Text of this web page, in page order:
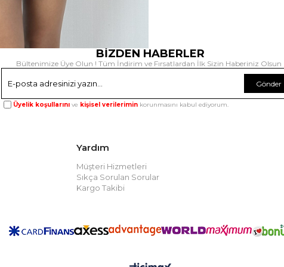
BİZDEN HABERLER
Bültenimize Üye Olun ! Tüm İndirim ve Fırsatlardan İlk Sizin Haberiniz Olsun
Gönder
Üyelik koşullarını ve kişisel verilerimin korunmasını kabul ediyorum.
Yardım
Müşteri Hizmetleri
Sıkça Sorulan Sorular
Kargo Takibi